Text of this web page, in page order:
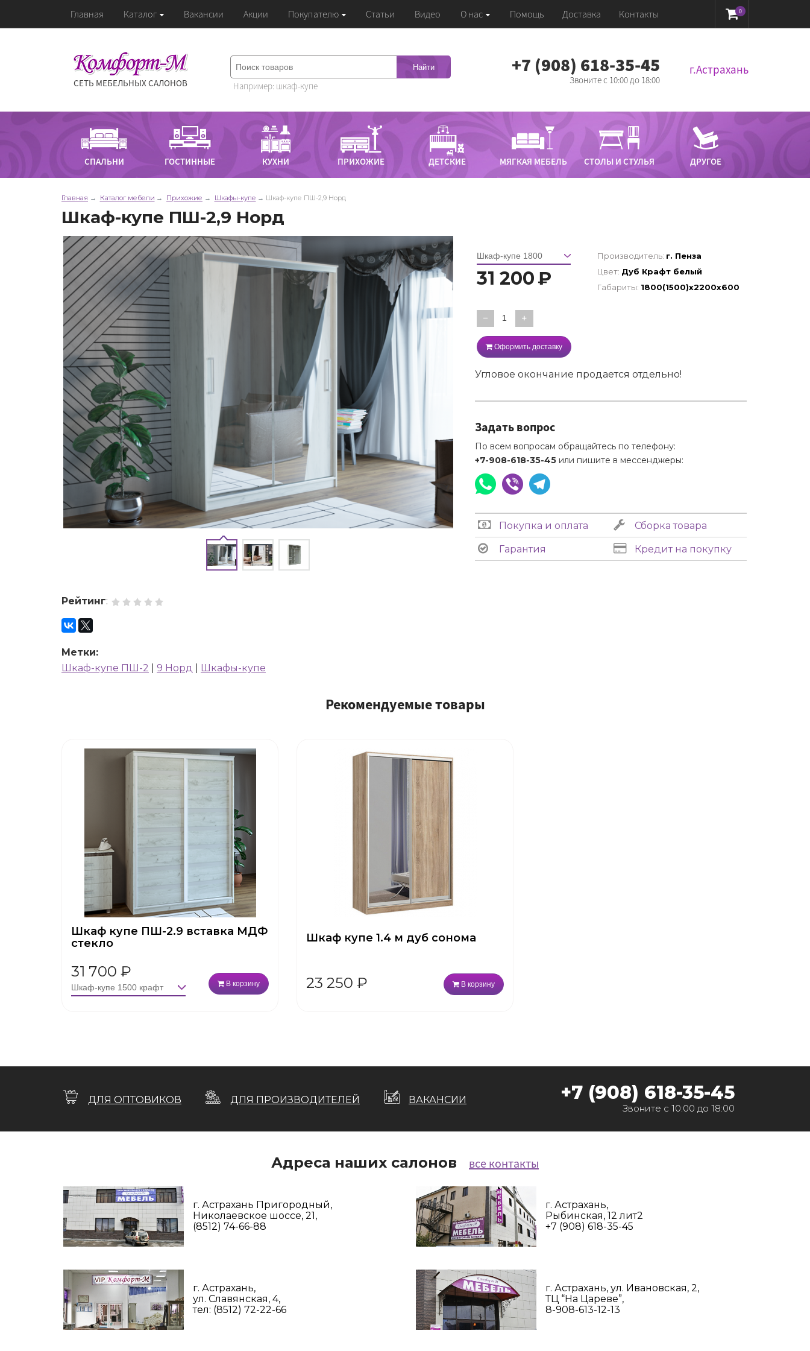
Главная Каталог Вакансии Акции Покупателю Статьи Видео О нас Помощь Доставка Контакты 0
СЕТЬ МЕБЕЛЬНЫХ САЛОНОВ
Найти
Например: шкаф-купе
‭+7 (908) 618-35-45‬
Звоните с 10:00 до 18:00
г.Астрахань
СПАЛЬНИ ГОСТИННЫЕ КУХНИ ПРИХОЖИЕ ДЕТСКИЕ МЯГКАЯ МЕБЕЛЬ СТОЛЫ И СТУЛЬЯ ДРУГОЕ
Главная Каталог мебели Прихожие Шкафы-купе Шкаф-купе ПШ-2,9 Норд
Шкаф-купе ПШ-2,9 Норд
31 200₽
− +
Оформить доставку
Производитель: г. Пенза
Цвет: Дуб Крафт белый
Габариты: 1800(1500)х2200х600
Угловое окончание продается отдельно!
Задать вопрос
По всем вопросам обращайтесь по телефону:
+7-908-618-35-45или пишите в мессенджеры:
Покупка и оплата Сборка товара
Гарантия Кредит на покупку
Рейтинг:
Метки:
Шкаф-купе ПШ-2
9 Норд Шкафы-купе
Рекомендуемые товары
Шкаф купе ПШ-2.9 вставка МДФ
стекло
31 700 ₽
В корзину
Шкаф купе 1.4 м дуб сонома
23 250 ₽ В корзину
ДЛЯ ОПТОВИКОВ ДЛЯ ПРОИЗВОДИТЕЛЕЙ ВАКАНСИИ ‭+7 (908) 618-35-45‬
Звоните с 10:00 до 18:00
Адреса наших салонов все контакты
г. Астрахань Пригородный,
Николаевское шоссе, 21,
(8512) 74-66-88
г. Астрахань,
Рыбинская, 12 лит2
+7 (908) 618-35-45‬
г. Астрахань,
ул. Славянская, 4,
тел: (8512) 72-22-66
г. Астрахань, ул. Ивановская, 2,
ТЦ “На Цареве”,
8-908-613-12-13